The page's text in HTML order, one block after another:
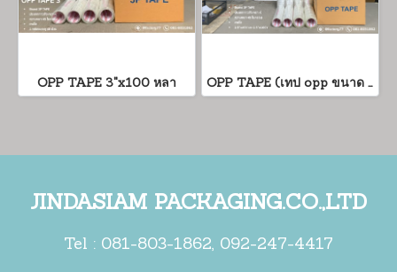
OPP TAPE 3"x100 หลา OPP TAPE (เทป opp ขนาด 2.5 นิ้ว)
JINDASIAM PACKAGING.CO.,LTD
Tel : 081-803-1862, 092-247-4417